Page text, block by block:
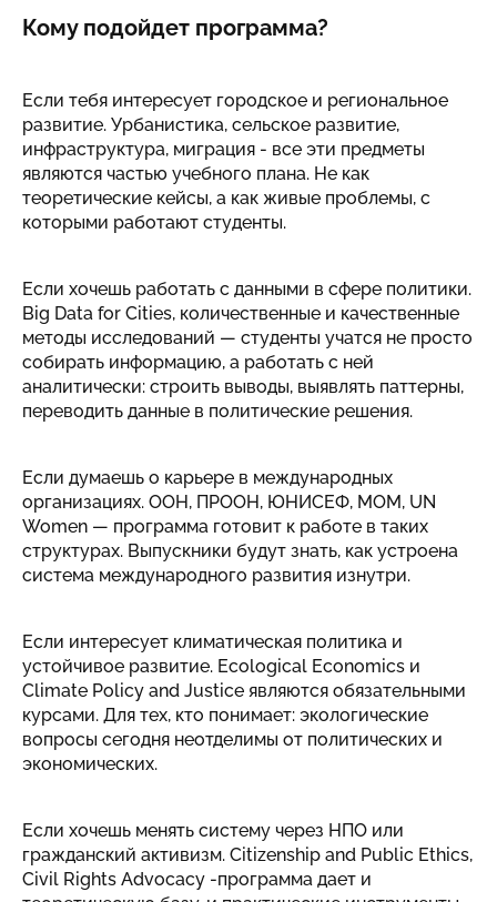
Кому подойдет программа?
Если тебя интересует городское и региональное
развитие. Урбанистика, сельское развитие,
инфраструктура, миграция - все эти предметы
являются частью учебного плана. Не как
теоретические кейсы, а как живые проблемы, с
которыми работают студенты.
Если хочешь работать с данными в сфере политики.
Big Data for Cities, количественные и качественные
методы исследований — студенты учатся не просто
собирать информацию, а работать с ней
аналитически: строить выводы, выявлять паттерны,
переводить данные в политические решения.
Если думаешь о карьере в международных
организациях. ООН, ПРООН, ЮНИСЕФ, МОМ, UN
Women — программа готовит к работе в таких
структурах. Выпускники будут знать, как устроена
система международного развития изнутри.
Если интересует климатическая политика и
устойчивое развитие. Ecological Economics и
Climate Policy and Justice являются обязательными
курсами. Для тех, кто понимает: экологические
вопросы сегодня неотделимы от политических и
экономических.
Если хочешь менять систему через НПО или
гражданский активизм. Citizenship and Public Ethics,
Civil Rights Advocacy -программа дает и